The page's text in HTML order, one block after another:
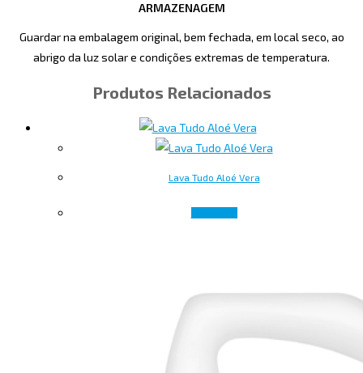
ARMAZENAGEM
Guardar na embalagem original, bem fechada, em local seco, ao
abrigo da luz solar e condições extremas de temperatura.
Produtos Relacionados
Lava Tudo Aloé Vera